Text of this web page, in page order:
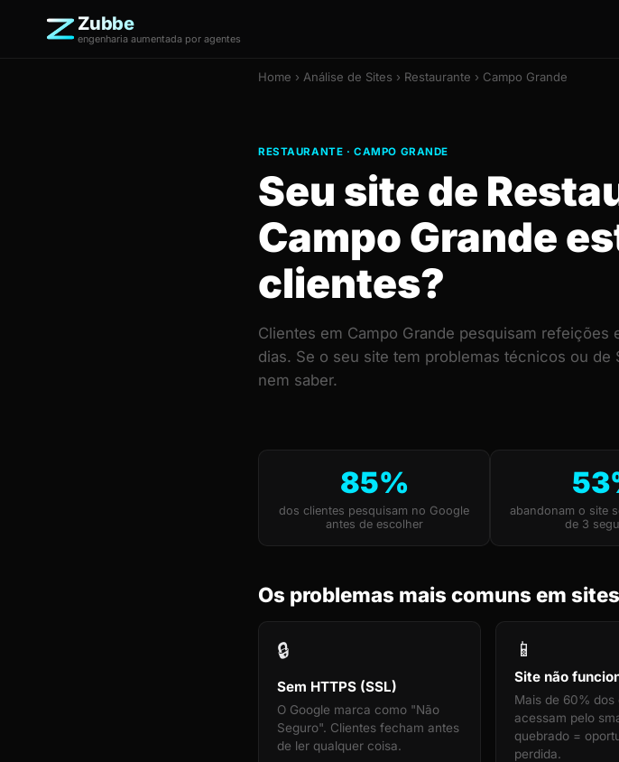
Zubbe
engenharia aumentada por agentes
Home › Análise de Sites › Restaurante › Campo Grande
RESTAURANTE · CAMPO GRANDE
Seu site de
Campo Grande
clientes?
Clientes em Campo Grande pesquisam
dias. Se o seu site tem problemas técnicos ou
nem saber.
85%
dos clientes pesquisam no Google
antes de escolher
abandonam o site
de 3
Os problemas mais comuns em
🔒
Sem HTTPS (SSL)
O Google marca como "Não
Seguro". Clientes fecham antes
de ler qualquer coisa.
📱
Site não
Mais de 60% dos
acessam pelo
quebrado =
perdida.